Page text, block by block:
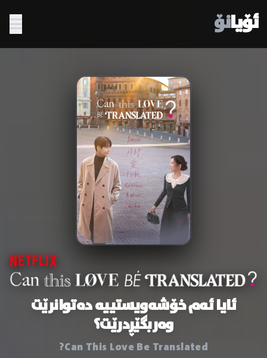
ئۆیانۆ
ئایا ئەم خۆشەویستییە دەتوانرێت
وەربگێڕدرێت؟
Can This Love Be Translated?